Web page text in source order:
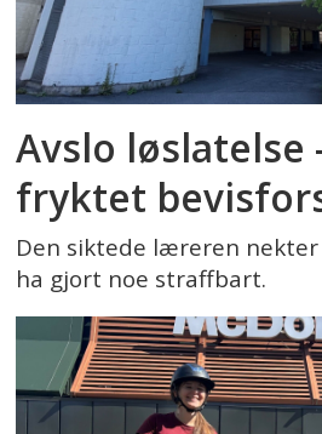
Avslo løslatelse
fryktet
Den siktede læreren nekter
ha gjort noe straffbart.